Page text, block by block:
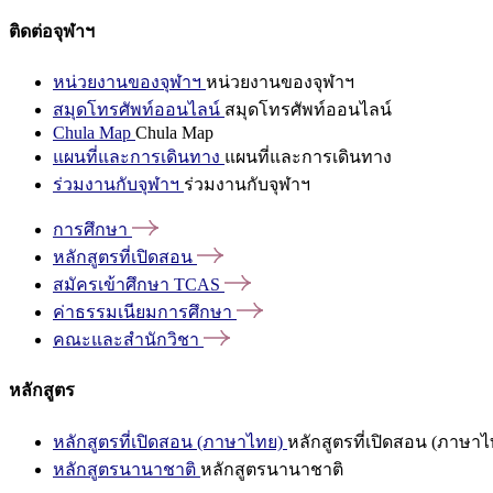
ติดต่อจุฬาฯ
หน่วยงานของจุฬาฯ หน่วยงานของจุฬาฯ
สมุดโทรศัพท์ออนไลน์ สมุดโทรศัพท์ออนไลน์
Chula Map Chula Map
แผนที่และการเดินทาง แผนที่และการเดินทาง
ร่วมงานกับจุฬาฯ ร่วมงานกับจุฬาฯ
การศึกษา
หลักสูตรที่เปิดสอน
สมัครเข้าศึกษา TCAS
ค่าธรรมเนียมการศึกษา
คณะและสำนักวิชา
หลักสูตร
หลักสูตรที่เปิดสอน (ภาษาไทย) หลักสูตรที่เปิดสอน (ภาษาไ
หลักสูตรนานาชาติ หลักสูตรนานาชาติ